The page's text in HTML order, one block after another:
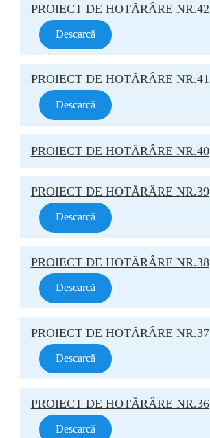
PROIECT DE HOTĂRÂRE NR.42
Descarcă
PROIECT DE HOTĂRÂRE NR.41
Descarcă
PROIECT DE HOTĂRÂRE NR.40
PROIECT DE HOTĂRÂRE NR.39
Descarcă
PROIECT DE HOTĂRÂRE NR.38
Descarcă
PROIECT DE HOTĂRÂRE NR.37
Descarcă
PROIECT DE HOTĂRÂRE NR.36
Descarcă